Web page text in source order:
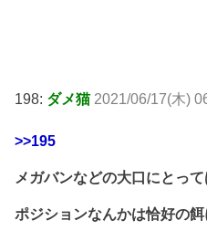
198: ダメ猫 2021/06/17(木)
>>195
メガバンなどの大口にとっ
ポジションなんかは恰好の